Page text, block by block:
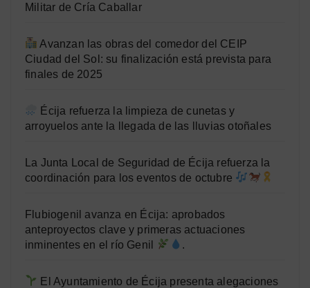
Militar de Cría Caballar
Avanzan las obras del comedor del CEIP
Ciudad del Sol: su finalización está prevista para
finales de 2025
Écija refuerza la limpieza de cunetas y
arroyuelos ante la llegada de las lluvias otoñales
La Junta Local de Seguridad de Écija refuerza la
coordinación para los eventos de octubre
Flubiogenil avanza en Écija: aprobados
anteproyectos clave y primeras actuaciones
inminentes en el río Genil
.
El Ayuntamiento de Écija presenta alegaciones